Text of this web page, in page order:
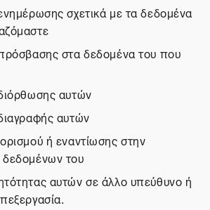
σχετικά με τα δεδομένα
στα δεδομένα του που
αυτών
αυτών
ή εναντίωσης στην
του
αυτών σε άλλο υπεύθυνο ή